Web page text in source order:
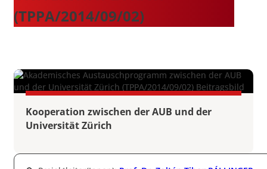
(TPPA/2014/09/02)
Kooperation zwischen der AUB und der
Universität Zürich